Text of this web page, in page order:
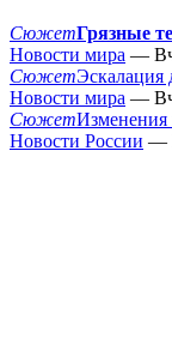
СюжетГрязные
Новости мира —
СюжетЭскалация
Новости мира —
СюжетИзменения
Новости России —